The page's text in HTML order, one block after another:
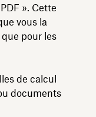
». Cette
vous la
pour les
de calcul
documents